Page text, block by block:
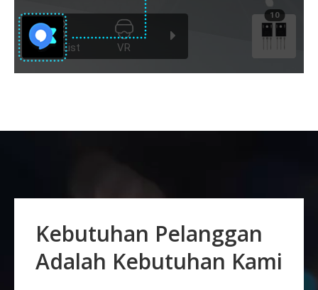
Kebutuhan Pelanggan
Adalah Kebutuhan Kami